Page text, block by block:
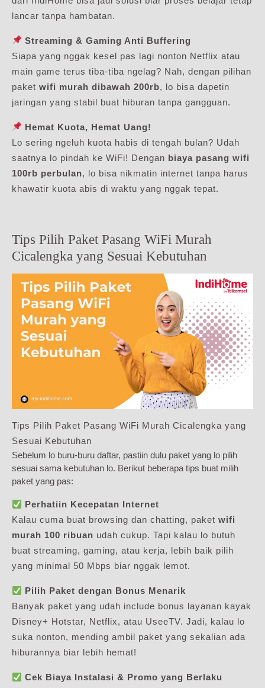
lancar tanpa hambatan.
Streaming & Gaming Anti Buffering
Siapa yang nggak kesel pas lagi nonton Netflix atau
main game terus tiba-tiba ngelag? Nah, dengan pilihan
paket wifi murah dibawah 200rb, lo bisa dapetin
jaringan yang stabil buat hiburan tanpa gangguan.
Hemat Kuota, Hemat Uang!
Lo sering ngeluh kuota habis di tengah bulan? Udah
saatnya lo pindah ke WiFi! Dengan biaya pasang wifi
100rb perbulan, lo bisa nikmatin internet tanpa harus
khawatir kuota abis di waktu yang nggak tepat.
Tips Pilih Paket Pasang WiFi Murah
Cicalengka yang Sesuai Kebutuhan
Tips Pilih Paket Pasang WiFi Murah Cicalengka yang
Sesuai Kebutuhan
Sebelum lo buru-buru daftar, pastiin dulu paket yang lo pilih
sesuai sama kebutuhan lo. Berikut beberapa tips buat milih
paket yang pas:
Perhatiin Kecepatan Internet
Kalau cuma buat browsing dan chatting, paket wifi
murah 100 ribuan udah cukup. Tapi kalau lo butuh
buat streaming, gaming, atau kerja, lebih baik pilih
yang minimal 50 Mbps biar nggak lemot.
Pilih Paket dengan Bonus Menarik
Banyak paket yang udah include bonus layanan kayak
Disney+ Hotstar, Netflix, atau UseeTV. Jadi, kalau lo
suka nonton, mending ambil paket yang sekalian ada
hiburannya biar lebih hemat!
Cek Biaya Instalasi & Promo yang Berlaku